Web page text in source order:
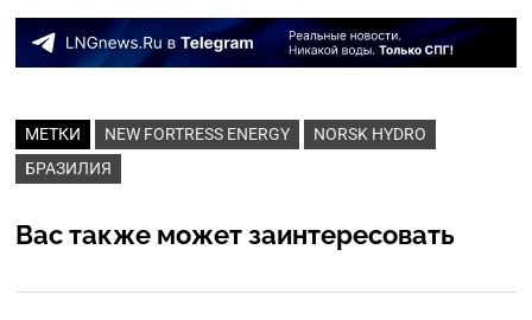
МЕТКИ NEW FORTRESS ENERGY
NORSK HYDRO
БРАЗИЛИЯ
Вас также может заинтересовать